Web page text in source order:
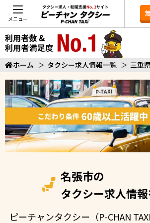
メニュー
ホーム ＞ タクシー求人情報一覧 ＞ 三重
名張市の
タクシー求人情
ピーチャンタクシー（P-CHAN